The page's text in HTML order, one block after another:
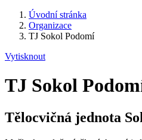
Úvodní stránka
Organizace
TJ Sokol Podomí
Vytisknout
TJ Sokol
Tělocvičná jednota